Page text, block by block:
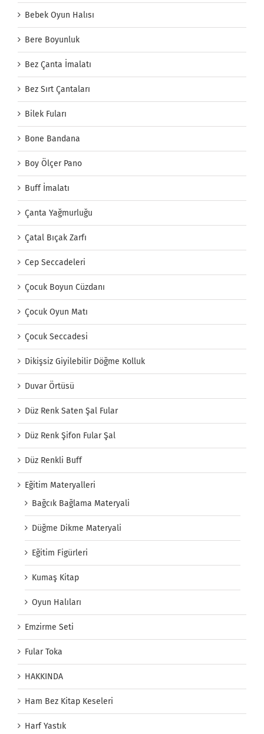
Bebek Oyun Halısı
Bere Boyunluk
Bez Çanta İmalatı
Bez Sırt Çantaları
Bilek Fuları
Bone Bandana
Boy Ölçer Pano
Buff İmalatı
Çanta Yağmurluğu
Çatal Bıçak Zarfı
Cep Seccadeleri
Çocuk Boyun Cüzdanı
Çocuk Oyun Matı
Çocuk Seccadesi
Dikişsiz Giyilebilir Döğme Kolluk
Duvar Örtüsü
Düz Renk Saten Şal Fular
Düz Renk Şifon Fular Şal
Düz Renkli Buff
Eğitim Materyalleri
Bağcık Bağlama Materyali
Düğme Dikme Materyali
Eğitim Figürleri
Kumaş Kitap
Oyun Halıları
Emzirme Seti
Fular Toka
HAKKINDA
Ham Bez Kitap Keseleri
Harf Yastık